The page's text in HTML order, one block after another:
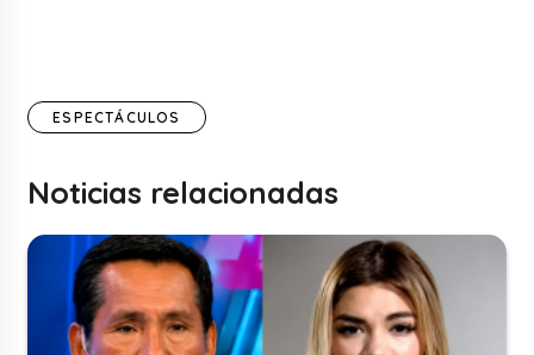
ESPECTÁCULOS
Noticias relacionadas